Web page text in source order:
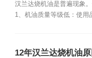
汉兰达烧机油是普遍现象
1、机油质量等级低：使用
12年汉兰达烧机油